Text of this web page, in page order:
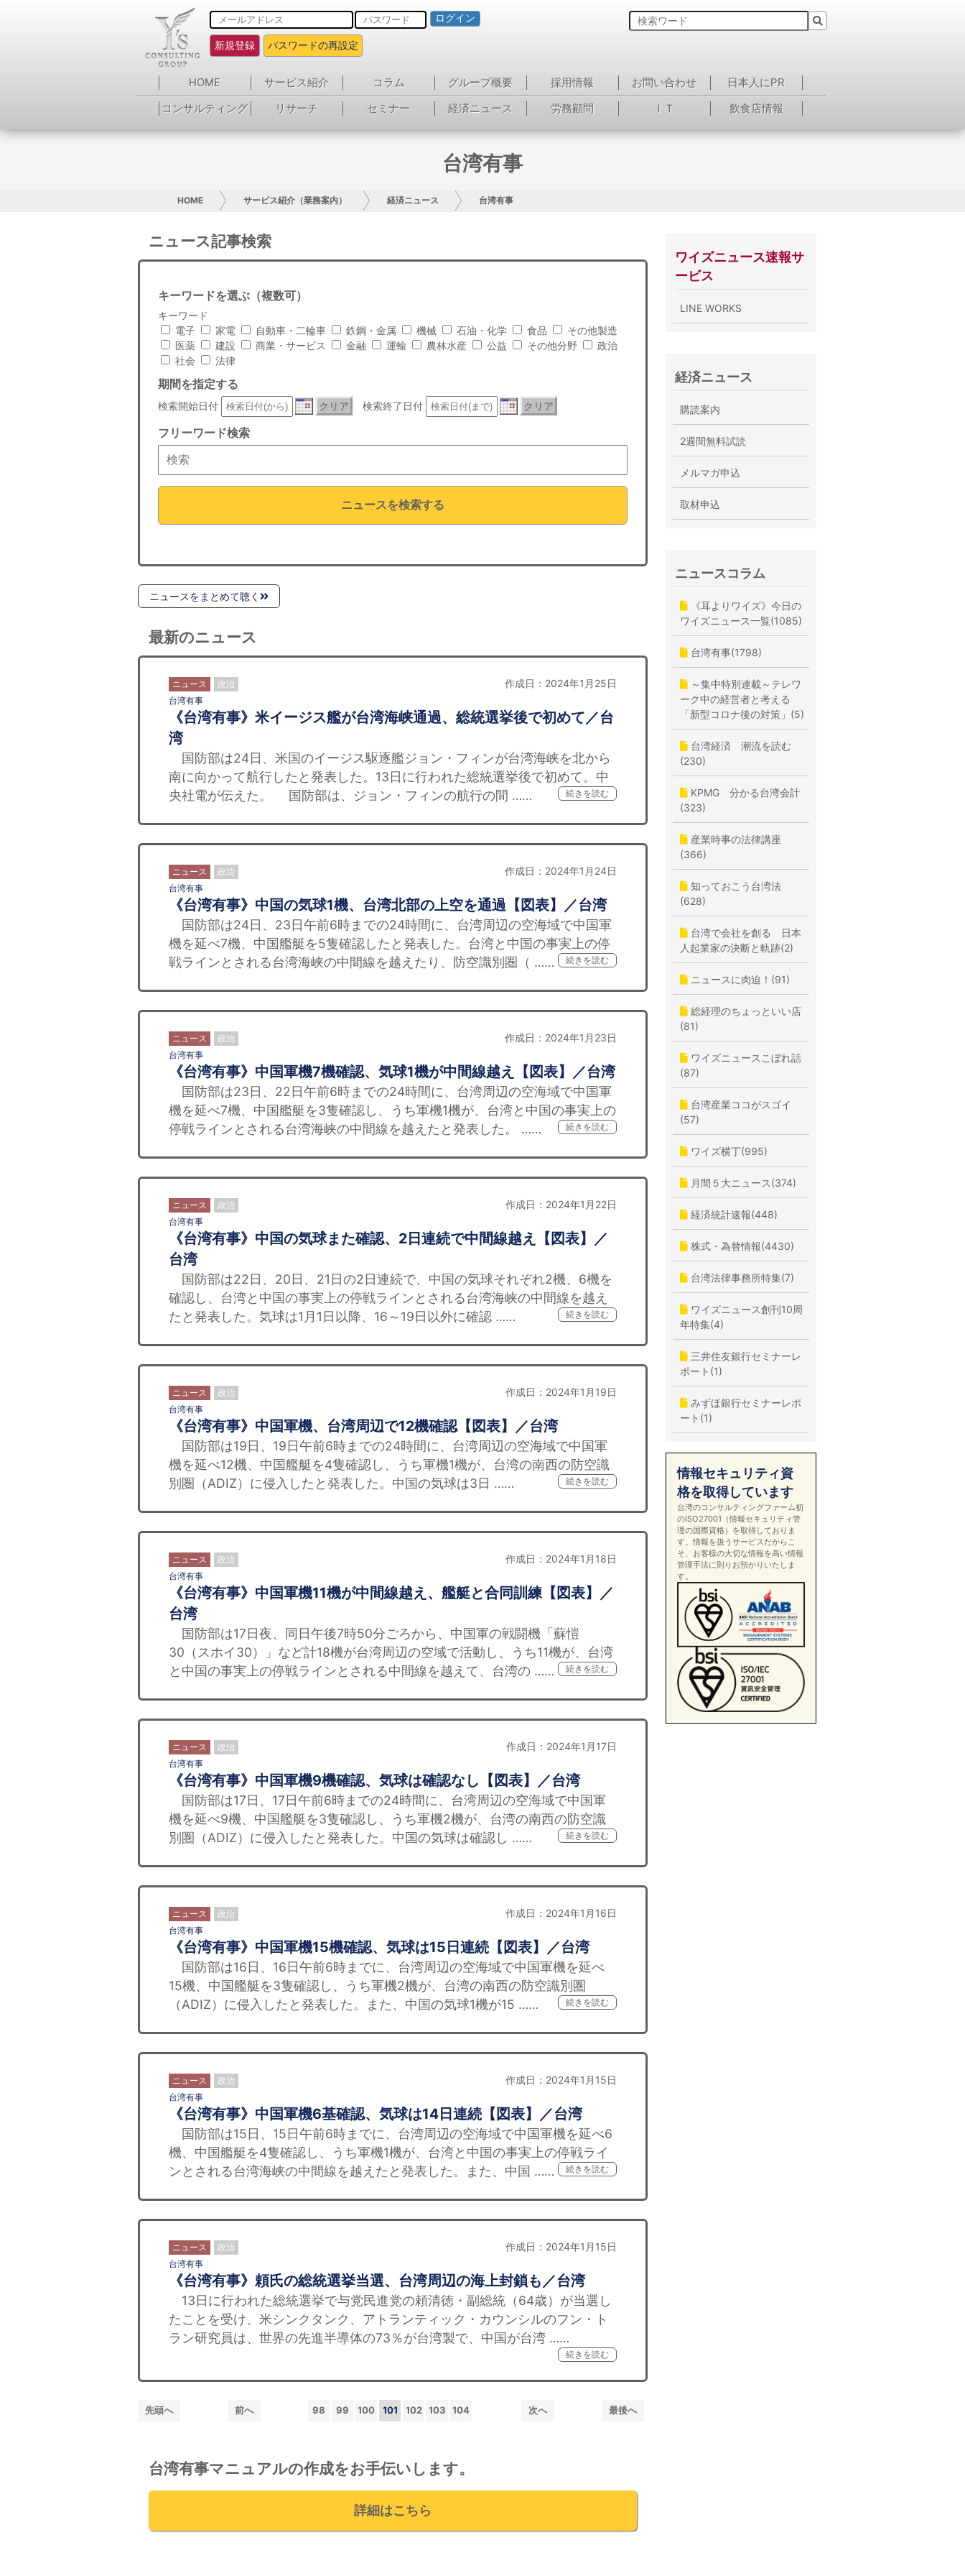
ログイン
新規登録 パスワードの再設定
HOME サービス紹介 コラム グループ概要 採用情報 お問い合わせ
日本人にPR
コンサルティング
リサーチ セミナー 経済ニュース 労務顧問 ＩＴ 飲食店情報
台湾有事
HOME サービス紹介（業務案内） 経済ニュース 台湾有事
ニュース記事検索
キーワードを選ぶ（複数可）
キーワード
電子
家電 自動車・二輪車 鉄鋼・金属 機械 石油・化学 食品
その他製造
医薬
建設 商業・サービス 金融 運輸 農林水産 公益 その他分野
政治
社会
法律
期間を指定する
検索開始日付 クリア 検索終了日付 クリア
フリーワード検索
ニュースを検索する
ニュースをまとめて聴く
最新のニュース
ニュース 政治 作成日：2024年1月25日
台湾有事
《台湾有事》米イージス艦が台湾海峡通過、総統選挙後で初めて／台
湾
国防部は24日、米国のイージス駆逐艦ジョン・フィンが台湾海峡を北から
南に向かって航行したと発表した。13日に行われた総統選挙後で初めて。中
央社電が伝えた。 国防部は、ジョン・フィンの航行の間 ……
続きを読む
ニュース 政治 作成日：2024年1月24日
台湾有事
《台湾有事》中国の気球1機、台湾北部の上空を通過【図表】／台湾
国防部は24日、23日午前6時までの24時間に、台湾周辺の空海域で中国軍
機を延べ7機、中国艦艇を5隻確認したと発表した。台湾と中国の事実上の停
戦ラインとされる台湾海峡の中間線を越えたり、防空識別圏（ ……
続きを読む
ニュース 政治 作成日：2024年1月23日
台湾有事
《台湾有事》中国軍機7機確認、気球1機が中間線越え【図表】／台湾
国防部は23日、22日午前6時までの24時間に、台湾周辺の空海域で中国軍
機を延べ7機、中国艦艇を3隻確認し、うち軍機1機が、台湾と中国の事実上の
停戦ラインとされる台湾海峡の中間線を越えたと発表した。 ……
続きを読む
ニュース 政治 作成日：2024年1月22日
台湾有事
《台湾有事》中国の気球また確認、2日連続で中間線越え【図表】／
台湾
国防部は22日、20日、21日の2日連続で、中国の気球それぞれ2機、6機を
確認し、台湾と中国の事実上の停戦ラインとされる台湾海峡の中間線を越え
たと発表した。気球は1月1日以降、16～19日以外に確認 ……
続きを読む
ニュース 政治 作成日：2024年1月19日
台湾有事
《台湾有事》中国軍機、台湾周辺で12機確認【図表】／台湾
国防部は19日、19日午前6時までの24時間に、台湾周辺の空海域で中国軍
機を延べ12機、中国艦艇を4隻確認し、うち軍機1機が、台湾の南西の防空識
別圏（ADIZ）に侵入したと発表した。中国の気球は3日 ……
続きを読む
ニュース 政治 作成日：2024年1月18日
台湾有事
《台湾有事》中国軍機11機が中間線越え、艦艇と合同訓練【図表】／
台湾
国防部は17日夜、同日午後7時50分ごろから、中国軍の戦闘機「蘇愷
30（スホイ30）」など計18機が台湾周辺の空域で活動し、うち11機が、台湾
と中国の事実上の停戦ラインとされる中間線を越えて、台湾の ……
続きを読む
ニュース 政治 作成日：2024年1月17日
台湾有事
《台湾有事》中国軍機9機確認、気球は確認なし【図表】／台湾
国防部は17日、17日午前6時までの24時間に、台湾周辺の空海域で中国軍
機を延べ9機、中国艦艇を3隻確認し、うち軍機2機が、台湾の南西の防空識
別圏（ADIZ）に侵入したと発表した。中国の気球は確認し ……
続きを読む
ニュース 政治 作成日：2024年1月16日
台湾有事
《台湾有事》中国軍機15機確認、気球は15日連続【図表】／台湾
国防部は16日、16日午前6時までに、台湾周辺の空海域で中国軍機を延べ
15機、中国艦艇を3隻確認し、うち軍機2機が、台湾の南西の防空識別圏
（ADIZ）に侵入したと発表した。また、中国の気球1機が15 ……
続きを読む
ニュース 政治 作成日：2024年1月15日
台湾有事
《台湾有事》中国軍機6基確認、気球は14日連続【図表】／台湾
国防部は15日、15日午前6時までに、台湾周辺の空海域で中国軍機を延べ6
機、中国艦艇を4隻確認し、うち軍機1機が、台湾と中国の事実上の停戦ライ
ンとされる台湾海峡の中間線を越えたと発表した。また、中国 ……
続きを読む
ニュース 政治 作成日：2024年1月15日
台湾有事
《台湾有事》頼氏の総統選挙当選、台湾周辺の海上封鎖も／台湾
13日に行われた総統選挙で与党民進党の頼清徳・副総統（64歳）が当選し
たことを受け、米シンクタンク、アトランティック・カウンシルのフン・ト
ラン研究員は、世界の先進半導体の73％が台湾製で、中国が台湾 ……
続きを読む
先頭へ 前へ 98 99 100 101 102 103 104 次へ 最後へ
台湾有事マニュアルの作成をお手伝いします。
詳細はこちら
ワイズニュース速報サ
ービス
LINE WORKS
経済ニュース
購読案内
2週間無料試読
メルマガ申込
取材申込
ニュースコラム
《耳よりワイズ》今日の
ワイズニュース一覧(1085)
台湾有事(1798)
～集中特別連載～テレワ
ーク中の経営者と考える
「新型コロナ後の対策」(5)
台湾経済 潮流を読む
(230)
KPMG 分かる台湾会計
(323)
産業時事の法律講座
(366)
知っておこう台湾法
(628)
台湾で会社を創る 日本
人起業家の決断と軌跡(2)
ニュースに肉迫！(91)
総経理のちょっといい店
(81)
ワイズニュースこぼれ話
(87)
台湾産業ココがスゴイ
(57)
ワイズ横丁(995)
月間５大ニュース(374)
経済統計速報(448)
株式・為替情報(4430)
台湾法律事務所特集(7)
ワイズニュース創刊10周
年特集(4)
三井住友銀行セミナーレ
ポート(1)
みずほ銀行セミナーレポ
ート(1)
情報セキュリティ資
格を取得しています
台湾のコンサルティングファーム初
のISO27001（情報セキュリティ管
理の国際資格）を取得しておりま
す。情報を扱うサービスだからこ
そ、お客様の大切な情報を高い情報
管理手法に則りお預かりいたしま
す。